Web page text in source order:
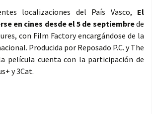
localizaciones del País Vasco, El
en cines desde el 5 de septiembrede
con Film Factory encargándose de la
Producida por Reposado P.C. y The
película cuenta con la participación de
y 3Cat.